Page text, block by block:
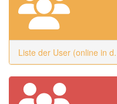
Liste der User (online in